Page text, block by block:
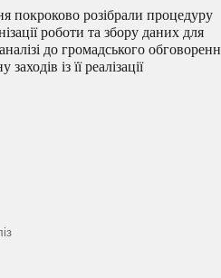
покроково розібрали процедуру
роботи та збору даних для
до громадського
із її реалізації